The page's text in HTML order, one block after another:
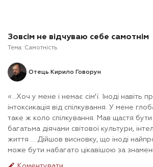
Зовсім не відчуваю себе самотнім
Тема: Самотність
Отець Кирило Говорун
«…Хоч у мене і немає сім'ї. Іноді навіть
інтоксикація від спілкування. У мене
таке ж коло спілкування. Мав щастя бути
багатьма діячами світової культури,
життя ... Дійшов висновку, що іноді
може бути набагато цікавішою за